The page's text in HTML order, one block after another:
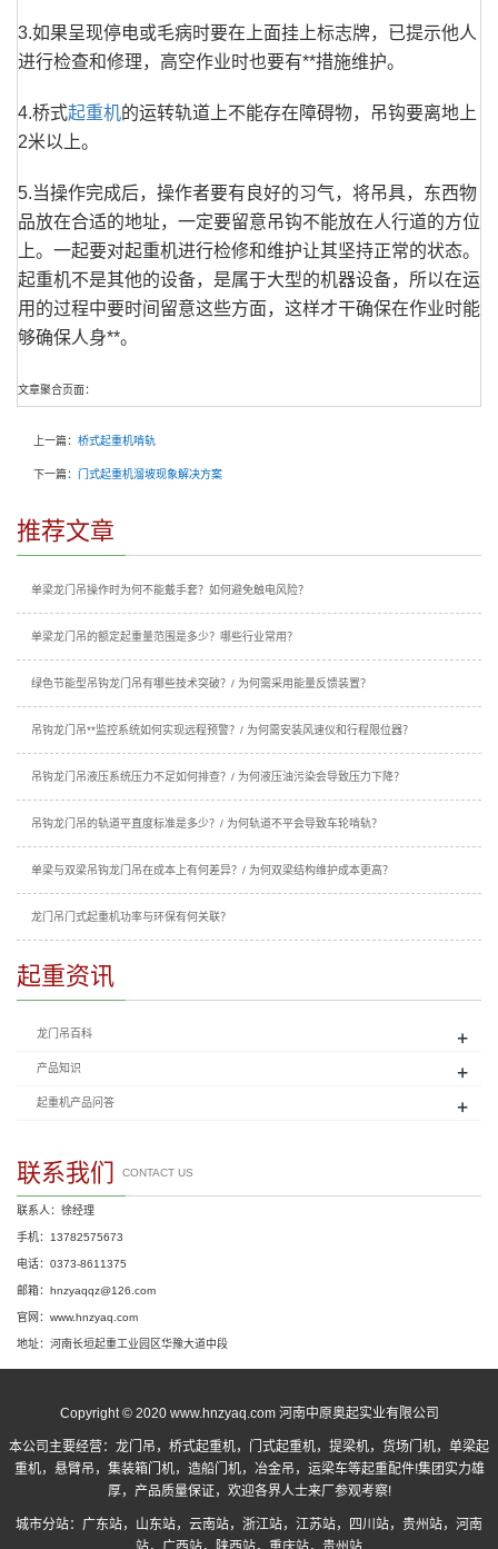
3.如果呈现停电或毛病时要在上面挂上标志牌，已提示他人
进行检查和修理，高空作业时也要有**措施维护。
4.桥式起重机的运转轨道上不能存在障碍物，吊钩要离地上
2米以上。
5.当操作完成后，操作者要有良好的习气，将吊具，东西物
品放在合适的地址，一定要留意吊钩不能放在人行道的方位
上。一起要对起重机进行检修和维护让其坚持正常的状态。
起重机不是其他的设备，是属于大型的机器设备，所以在运
用的过程中要时间留意这些方面，这样才干确保在作业时能
够确保人身**。
文章聚合页面：
上一篇： 桥式起重机啃轨
下一篇： 门式起重机溜坡现象解决方案
推荐文章
单梁龙门吊操作时为何不能戴手套？如何避免触电风险？
单梁龙门吊的额定起重量范围是多少？哪些行业常用？
绿色节能型吊钩龙门吊有哪些技术突破？/ 为何需采用能量反馈装置？
吊钩龙门吊**监控系统如何实现远程预警？/ 为何需安装风速仪和行程限位器？
吊钩龙门吊液压系统压力不足如何排查？/ 为何液压油污染会导致压力下降？
吊钩龙门吊的轨道平直度标准是多少？/ 为何轨道不平会导致车轮啃轨？
单梁与双梁吊钩龙门吊在成本上有何差异？/ 为何双梁结构维护成本更高？
龙门吊门式起重机功率与环保有何关联？
起重资讯
龙门吊百科 +
产品知识 +
起重机产品问答 +
联系我们 CONTACT US
联系人：徐经理
手机：13782575673
电话：0373-8611375
邮箱：hnzyaqqz@126.com
官网：www.hnzyaq.com
地址：河南长垣起重工业园区华豫大道中段
Copyright © 2020 www.hnzyaq.com 河南中原奥起实业有限公司
本公司主要经营： 龙门吊 ， 桥式起重机， 门式起重机，提梁机，货场门机，单梁起
重机，悬臂吊，集装箱门机，造船门机，冶金吊，运梁车等起重配件!集团实力雄
厚，产品质量保证，欢迎各界人士来厂参观考察!
城市分站： 广东站， 山东站， 云南站， 浙江站， 江苏站， 四川站， 贵州站， 河南